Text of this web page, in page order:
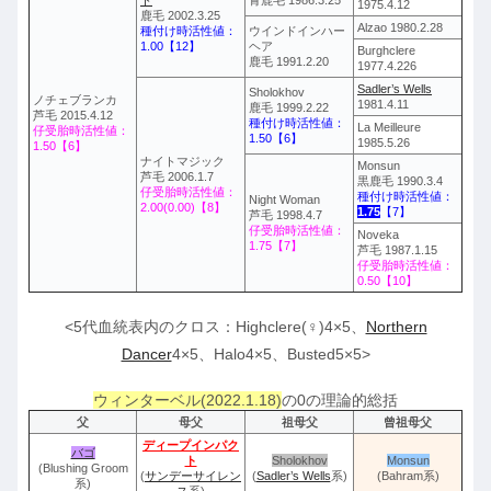
ノチェブランカ
芦毛 2015.4.12
仔受胎時活性値：
1.50【6】
鹿毛 2002.3.25
種付け時活性値：
1.00【12】
1975.4.12
ウインドインハー
ヘア
鹿毛 1991.2.20
Alzao 1980.2.28
Burghclere
1977.4.226
ナイトマジック
芦毛 2006.1.7
仔受胎時活性値：
2.00(0.00)【8】
Sholokhov
鹿毛 1999.2.22
種付け時活性値：
1.50【6】
Sadler’s Wells
1981.4.11
La Meilleure
1985.5.26
Night Woman
芦毛 1998.4.7
仔受胎時活性値：
1.75【7】
Monsun
黒鹿毛 1990.3.4
種付け時活性値：
1.75 【7】
Noveka
芦毛 1987.1.15
仔受胎時活性値：
0.50【10】
<5代血統表内のクロス：Highclere(♀)4×5、 Northern
Dancer4×5、Halo4×5、Busted5×5>
ウィンターベル(2022.1.18)の0の理論的総括
父 母父 祖母父 曾祖母父
バゴ
(Blushing Groom
系)
ディープインパク
ト
(サンデーサイレン
Sholokhov
(Sadler’s Wells系)
Monsun
(Bahram系)